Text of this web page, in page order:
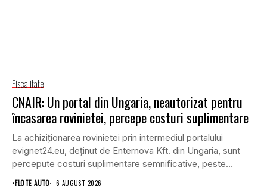
Fiscalitate
CNAIR: Un portal din Ungaria, neautorizat pentru
încasarea rovinietei, percepe costuri suplimentare
La achiziționarea rovinietei prin intermediul portalului
evignet24.eu, deținut de Enternova Kft. din Ungaria, sunt
percepute costuri suplimentare semnificative, peste
tarifele legale prevăzute de...
•FLOTE AUTO 6 AUGUST 2026